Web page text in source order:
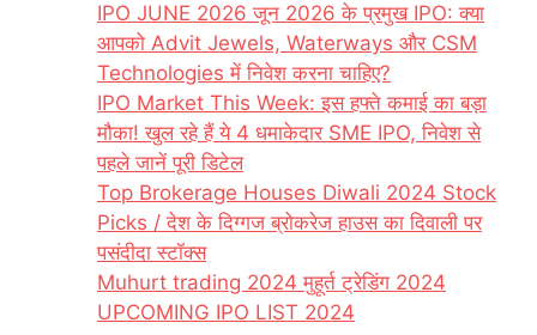
IPO JUNE 2026 जून 2026 के प्रमुख IPO: क्या
आपको Advit Jewels, Waterways और CSM
Technologies में निवेश करना चाहिए?
IPO Market This Week: इस हफ्ते कमाई का बड़ा
मौका! खुल रहे हैं ये 4 धमाकेदार SME IPO, निवेश से
पहले जानें पूरी डिटेल
Top Brokerage Houses Diwali 2024 Stock
Picks / देश के दिग्गज ब्रोकरेज हाउस का दिवाली पर
पसंदीदा स्टॉक्स
Muhurt trading 2024 मुहूर्त ट्रेडिंग 2024
UPCOMING IPO LIST 2024